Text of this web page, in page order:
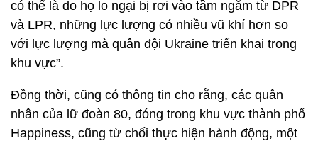
có thể là do họ lo ngại bị rơi vào tầm ngắm từ DPR
và LPR, những lực lượng có nhiều vũ khí hơn so
với lực lượng mà quân đội Ukraine triển khai trong
khu vực”.
Đồng thời, cũng có thông tin cho rằng, các quân
nhân của lữ đoàn 80, đóng trong khu vực thành phố
Happiness, cũng từ chối thực hiện hành động, một